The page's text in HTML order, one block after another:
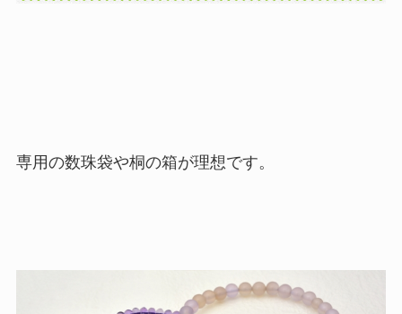
専用の数珠袋や桐の箱が理想です。